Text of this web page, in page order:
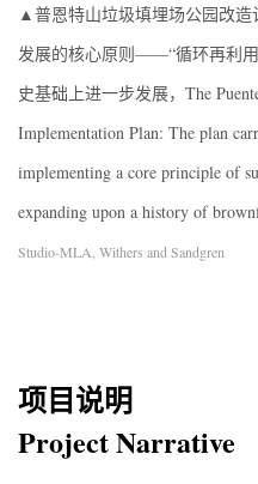
▲普恩特山垃圾填埋场公园改造
发展的核心原则——“循环再利
史基础上进一步发展，The
Implementation Plan: The plan
implementing a core principle of
expanding upon a history of
Studio-MLA, Withers and Sandgren
项目说明
Project Narrative